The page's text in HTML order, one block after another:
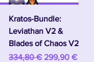
Kratos-Bundle:
Leviathan V2 &
Blades of Chaos V2
Standardpreis
334,80 € Sale-Preis
299,90 €